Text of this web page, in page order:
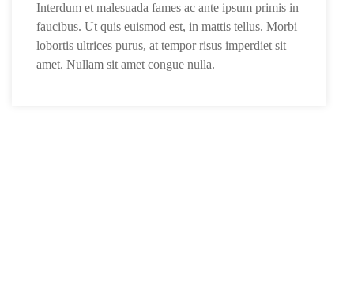
Interdum et malesuada fames ac ante ipsum primis in
faucibus. Ut quis euismod est, in mattis tellus. Morbi
lobortis ultrices purus, at tempor risus imperdiet sit
amet. Nullam sit amet congue nulla.